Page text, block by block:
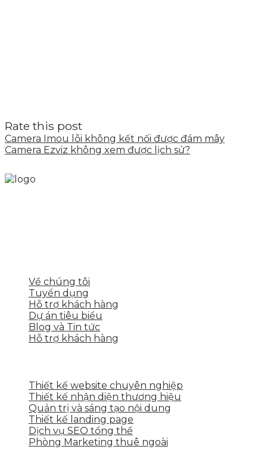
Rate this post
Camera Imou lỗi không kết nối được đám mây
Camera Ezviz không xem được lịch sử?
Về chúng tôi
Tuyển dụng
Hỗ trợ khách hàng
Dự án tiêu biểu
Blog và Tin tức
Hỗ trợ khách hàng
Thiết kế website chuyên nghiệp
Thiết kế nhận diện thương hiệu
Quản trị và sáng tạo nội dung
Thiết kế landing page
Dịch vụ SEO tổng thể
Phòng Marketing thuê ngoài